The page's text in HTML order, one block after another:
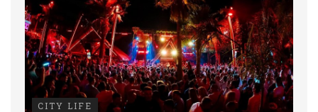
CITY LIFE